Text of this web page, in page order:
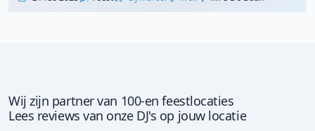
Wij zijn partner van 100-en feestlocaties
Lees reviews van onze DJ's op jouw locatie